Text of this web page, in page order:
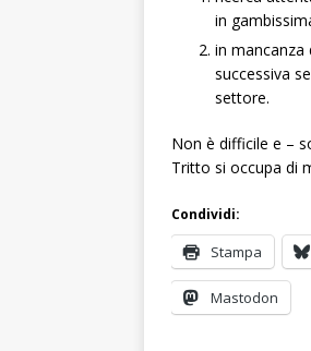
in
in mancanza
successiva
settore.
Non è difficile e –
Tritto si occupa di
Condividi:
Stampa
Mastodon